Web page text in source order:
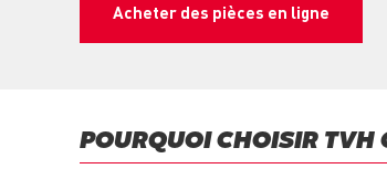
Acheter des pièces en ligne
POURQUOI CHOISIR TVH